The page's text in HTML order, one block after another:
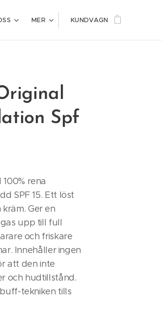
MER KUNDVAGN
Spf
rena
SPF 15. Ett löst
Ger en
upp till full
och friskare
Innehåller ingen
att den inte
och hudtillstånd.
tekniken tills